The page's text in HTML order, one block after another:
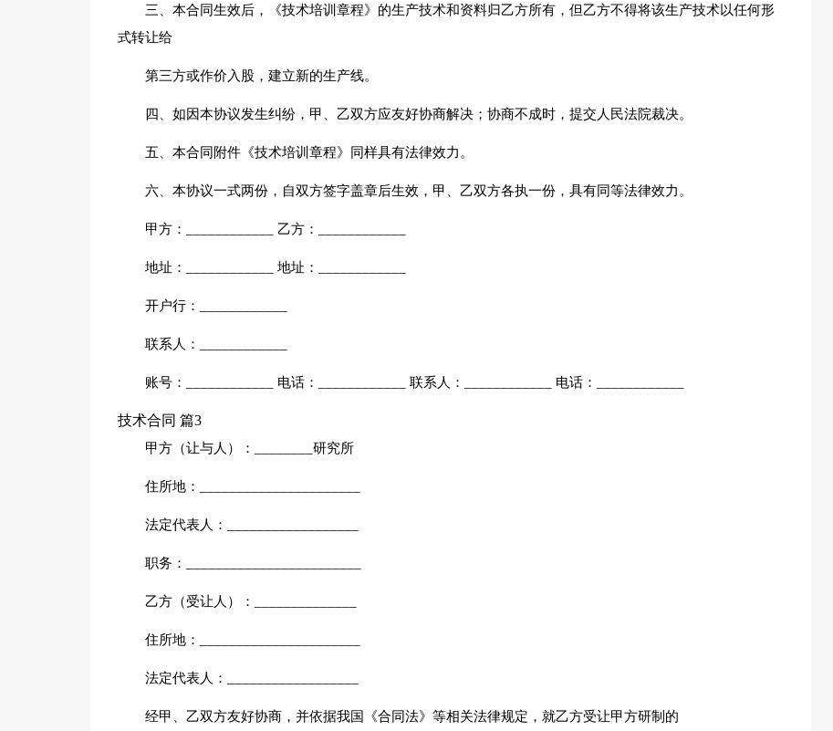
三、本合同生效后，《技术培训章程》的生产技术和资料归乙方所有，但乙方不得将该生产技术以任何形
式转让给
第三方或作价入股，建立新的生产线。
四、如因本协议发生纠纷，甲、乙双方应友好协商解决；协商不成时，提交人民法院裁决。
五、本合同附件《技术培训章程》同样具有法律效力。
六、本协议一式两份，自双方签字盖章后生效，甲、乙双方各执一份，具有同等法律效力。
甲方：____________ 乙方：____________
地址：____________ 地址：____________
开户行：____________
联系人：____________
账号：____________ 电话：____________ 联系人：____________ 电话：____________
技术合同 篇3
甲方（让与人）：________研究所
住所地：______________________
法定代表人：__________________
职务：________________________
乙方（受让人）：______________
住所地：______________________
法定代表人：__________________
经甲、乙双方友好协商，并依据我国《合同法》等相关法律规定，就乙方受让甲方研制的